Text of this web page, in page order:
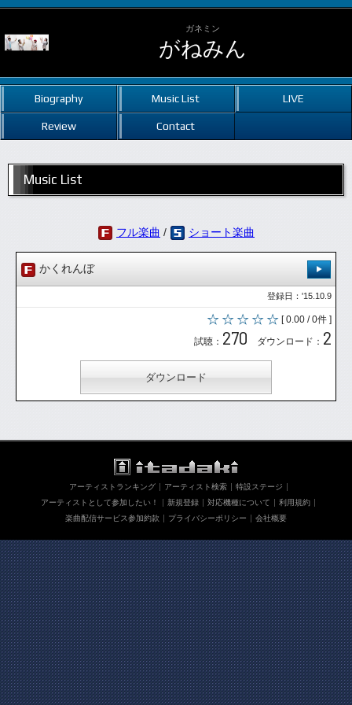
ガネミン
がねみん
Biography Music List LIVE
Review Contact
Music List
フル楽曲 / ショート楽曲
かくれんぼ
登録日：'15.10.9
[ 0.00 / 0件 ]
試聴： 270 ダウンロード： 2
ダウンロード
アーティストランキング アーティスト検索
特設ステージ
アーティストとして参加したい！
新規登録 対応機種について
利用規約
楽曲配信サービス参加約款
プライバシーポリシー 会社概要